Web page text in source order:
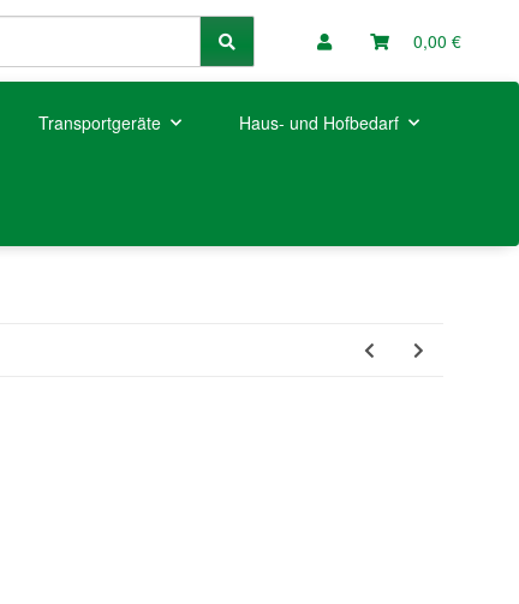
0,00 €
Transportgeräte Haus- und Hofbedarf